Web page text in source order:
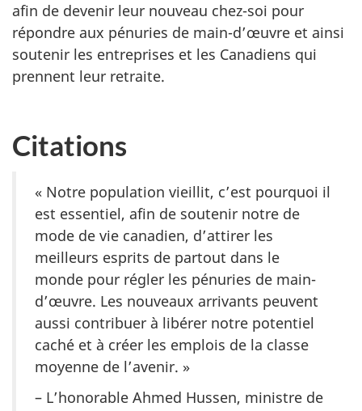
afin de devenir leur nouveau chez-soi pour
répondre aux pénuries de main-d’œuvre et ainsi
soutenir les entreprises et les Canadiens qui
prennent leur retraite.
Citations
« Notre population vieillit, c’est pourquoi il
est essentiel, afin de soutenir notre de
mode de vie canadien, d’attirer les
meilleurs esprits de partout dans le
monde pour régler les pénuries de main-
d’œuvre. Les nouveaux arrivants peuvent
aussi contribuer à libérer notre potentiel
caché et à créer les emplois de la classe
moyenne de l’avenir. »
– L’honorable Ahmed Hussen, ministre de